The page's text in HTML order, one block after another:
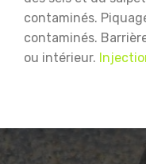
contaminés.
contaminés.
ou intérieur.